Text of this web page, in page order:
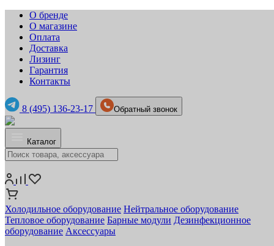
О бренде
О магазине
Оплата
Доставка
Лизинг
Гарантия
Контакты
8 (495) 136-23-17 Обратный звонок
Каталог
Холодильное оборудование Нейтральное оборудование
Тепловое оборудование Барные модули Дезинфекционное
оборудование Аксессуары